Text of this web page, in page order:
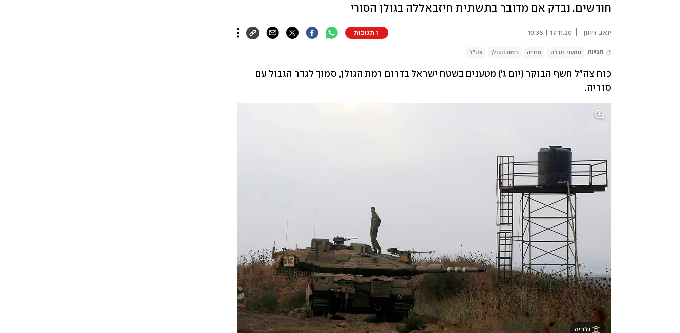
חודשים. נבדק אם מדובר בתשתית חיזבאללה בגולן הסורי
יואב זיתון 17.11.20 | 10:36 1 תגובות
תגיות מטעני חבלה סוריה רמת הגולן צה"ל
סוריה.
גלריה